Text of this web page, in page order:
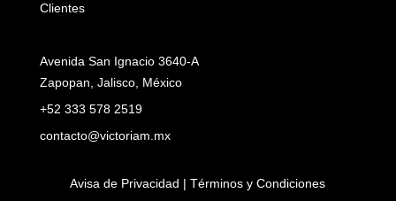
Clientes
Avenida San Ignacio 3640-A
Zapopan, Jalisco, México
+52 333 578 2519
contacto@victoriam.mx
Avisa de Privacidad | Términos y Condiciones